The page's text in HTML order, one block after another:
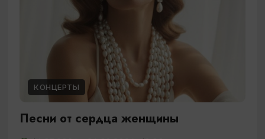
КОНЦЕРТЫ
Песни от сердца женщины